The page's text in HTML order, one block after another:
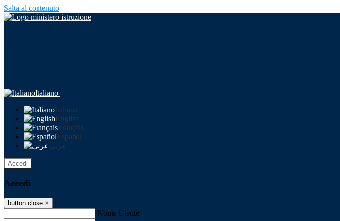
Salta al contenuto
Italiano
Italiano
English
Français
Español
عربى
Accedi
Accedi
button close ×
Nome Utente